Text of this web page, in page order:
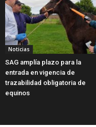
Noticias
SAG amplía plazo para la
entrada en vigencia de
trazabilidad obligatoria de
equinos